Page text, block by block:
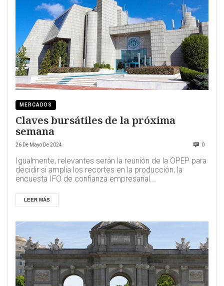
MERCADOS
Claves bursátiles de la próxima
semana
26 De Mayo De 2024 0
Igualmente, relevantes serán la reunión de la OPEP para
decidir si amplia los recortes en la producción, la
encuesta IFO de confianza empresarial...
LEER MÁS